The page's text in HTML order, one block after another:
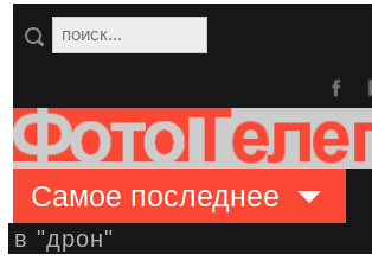
Самое последнее
в "дрон"